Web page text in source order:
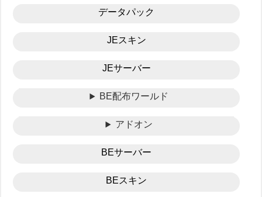
データパック
JEスキン
JEサーバー
BE配布ワールド
アドオン
BEサーバー
BEスキン